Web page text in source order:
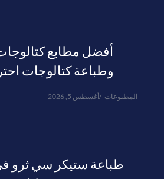
أفضل مطابع
وطباعة كتالوجات
المطبوعات أغسطس 5, 2026
طباعة ستيكر سي ثرو